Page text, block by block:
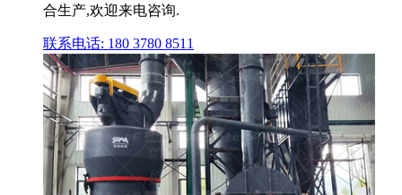
合生产,欢迎来电咨询.
联系电话: 180 3780 8511